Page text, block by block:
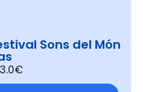
Sons del Món